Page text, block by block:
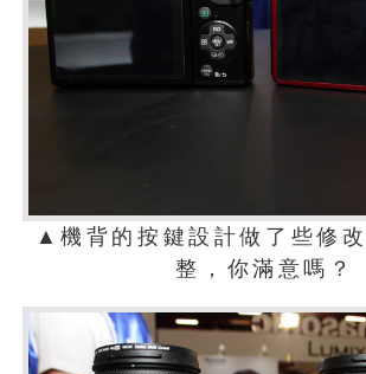
▲機背的按鍵設計做了些修
整，你滿意嗎？